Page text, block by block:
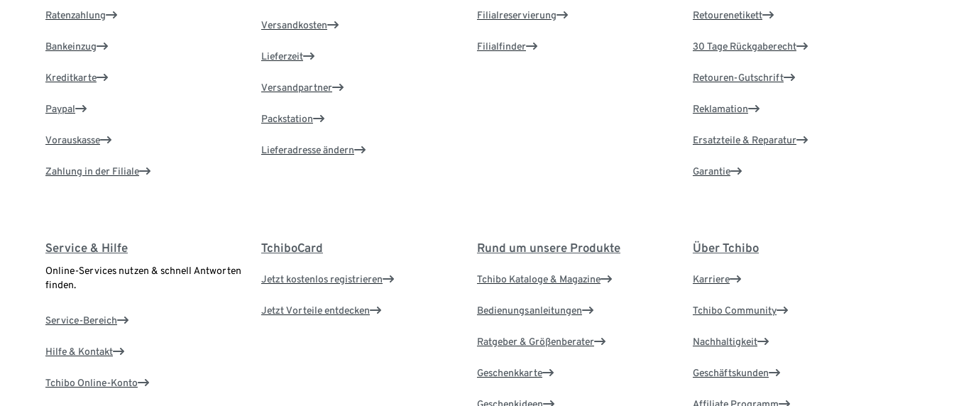
Ratenzahlung
Bankeinzug
Kreditkarte
Paypal
Vorauskasse
Zahlung in der Filiale
Versandkosten
Lieferzeit
Versandpartner
Packstation
Lieferadresse ändern
Filialreservierung
Filialfinder
Retourenetikett
30 Tage Rückgaberecht
Retouren-Gutschrift
Reklamation
Ersatzteile & Reparatur
Garantie
Service & Hilfe
Online-Services nutzen & schnell Antworten
finden.
Service-Bereich
Hilfe & Kontakt
Tchibo Online-Konto
TchiboCard
Jetzt kostenlos registrieren
Jetzt Vorteile entdecken
Rund um unsere Produkte
Tchibo Kataloge & Magazine
Bedienungsanleitungen
Ratgeber & Größenberater
Geschenkkarte
Über Tchibo
Karriere
Tchibo Community
Nachhaltigkeit
Geschäftskunden